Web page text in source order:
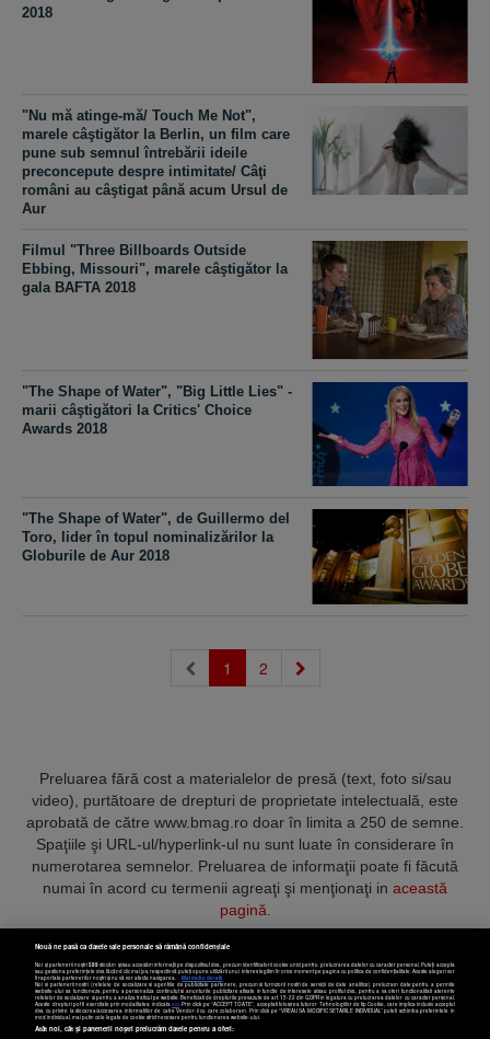
2018
"Nu mă atinge-mă/ Touch Me Not",
marele câştigător la Berlin, un film care
pune sub semnul întrebării ideile
preconcepute despre intimitate/ Câţi
români au câştigat până acum Ursul de
Aur
Filmul "Three Billboards Outside
Ebbing, Missouri", marele câştigător la
gala BAFTA 2018
"The Shape of Water", "Big Little Lies" -
marii câştigători la Critics' Choice
Awards 2018
"The Shape of Water", de Guillermo del
Toro, lider în topul nominalizărilor la
Globurile de Aur 2018
1 (current)
2
Preluarea fără cost a materialelor de presă (text, foto si/sau
video), purtătoare de drepturi de proprietate intelectuală, este
aprobată de către www.bmag.ro doar în limita a 250 de semne.
Spaţiile şi URL-ul/hyperlink-ul nu sunt luate în considerare în
numerotarea semnelor. Preluarea de informaţii poate fi făcută
numai în acord cu termenii agreaţi şi menţionaţi in această
pagină
Termeni și condiții Confidențialitate Cookies Contact
Nouă ne pasă ca datele tale personale să rămână confidențiale
Noi și partenerii noștri589stocăm și/sau accesăm informații pe dispozitivul dvs., precum identificatorii cookie unici pentru prelucrarea datelor cu caracter personal. Puteți accepta
sau gestiona preferințele dvs. făcând clic mai jos, respectiv vă puteți opune utilizării unui interes legitim în orice moment pe pagina cu politica de confidențialitate. Aceste alegeri vor
fi raportate partenerilor noștri și nu vă vor afecta navigarea.
Mai multe detalii
Noi si partenerii nostri (retelele de socializare si agentiile de publicitate partenere, precum si furnizorii nostri de servicii de date analitice) prelucram date pentru a permite
website-ului sa functioneze, pentru a personaliza continutul si anunturile publicitare afisate in functie de interesele si/sau profilul dvs., pentru a va oferi functionalitati aferente
retelelor de socializare si pentru a analiza traficul pe website. Beneficiati de drepturile prevazute de art. 15-22 din GDPR in legatura cu prelucrarea datelor cu caracter personal.
Aceste drepturi pot fi exercitate prin modalitatea indicataaici. Prin click pe “ACCEPT TOATE”, acceptati folosirea tuturor Tehnologiilor de tip Cookie, care implica inclusiv acceptul
dvs. cu privire la stocarea/accesarea informatiilor de catre Vendor-ii cu care colaboram. Prin click pe “VREAU SA MODIFIC SETARILE INDIVIDUAL” puteti schimba preferintele in
mod individual, mai putin cele legate de cookie strict necesare pentru functionarea website-ului.
Atât noi, cât și partenerii noștri prelucrăm datele pentru a oferi: